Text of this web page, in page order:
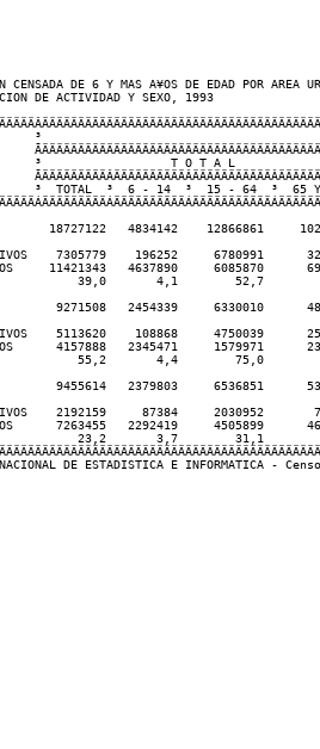
CENSADA DE 6 Y MAS A¥OS DE EDAD POR AREA
DE ACTIVIDAD Y SEXO, 1993
DE     ³
Y      ³                  T O T A L
³  TOTAL  ³  6 - 14  ³  15 - 64  ³  65 Y
18727122   4834142    12866861
ACTIVOS    7305779    196252
11421343   4637890     6085870
39,0       4,1
9271508   2454339     6330010
ACTIVOS    5113620    108868
4157888   2345471     1579971
55,2       4,4
9455614   2379803     6536851
ACTIVOS    2192159     87384
7263455   2292419     4505899
23,2       3,7